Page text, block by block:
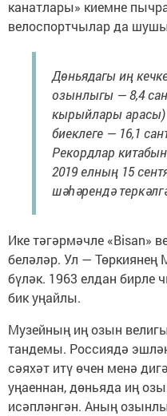
канатлары» киемне
велоспортчылар да
Дөньядагы иң
озынлыгы — 8,4
кырыйлары арасы)
биеклеге — 16,1
Рекордлар
2019 елның 15
шәһәрендә
Ике тәгәрмәчле «Bisan»
беләләр. Ул — Төркиянең
бүләк. 1963 елдан бирле
бик уңайлы.
Музейның иң озын
тандемы. Россиядә
сәяхәт итү өчен менә
уңаеннан, дөньяда иң
исәпләнгән. Аның